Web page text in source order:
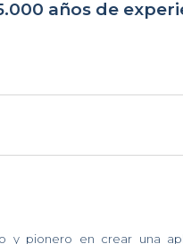
años de
y pionero en crear una